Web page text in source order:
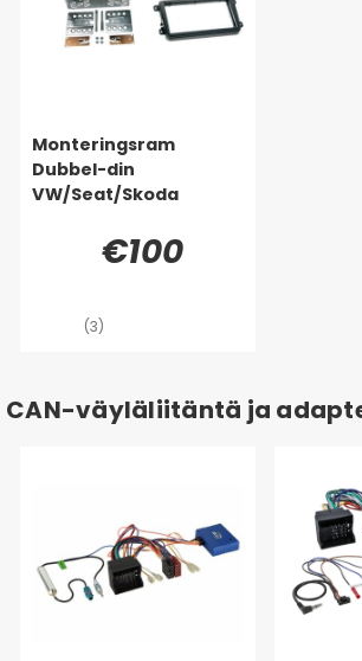
Monteringsram
Dubbel-din
VW/Seat/Skoda
€100
(3)
CAN-väyläliitäntä ja